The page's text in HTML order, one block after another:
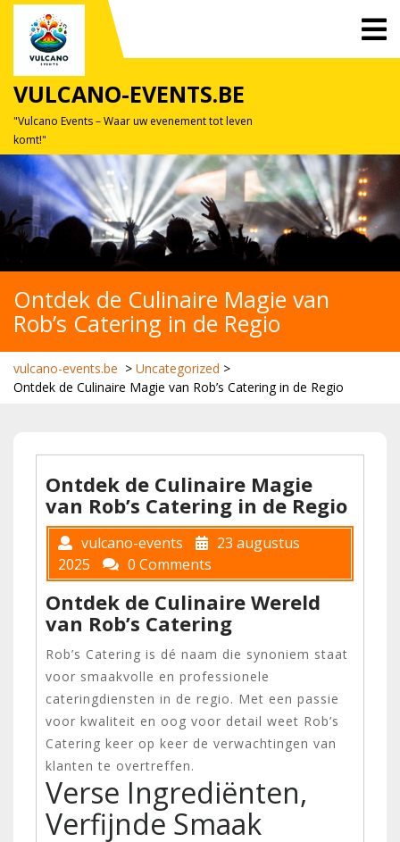
Skip
content
VULCANO-EVENTS.BE
"Vulcano Events – Waar uw evenement tot leven
komt!"
Ontdek de Culinaire Magie van
Rob’s Catering in de Regio
vulcano-events.be > Uncategorized >
Ontdek de Culinaire Magie van Rob’s Catering in de Regio
Ontdek de Culinaire Magie
van Rob’s Catering in de Regio
vulcano-events
23 augustus
2025
0 Comments
Ontdek de Culinaire Wereld
van Rob’s Catering
Rob’s Catering is dé naam die synoniem staat
voor smaakvolle en professionele
cateringdiensten in de regio. Met een passie
voor kwaliteit en oog voor detail weet Rob’s
Catering keer op keer de verwachtingen van
klanten te overtreffen.
Verse Ingrediënten,
Verfijnde Smaak